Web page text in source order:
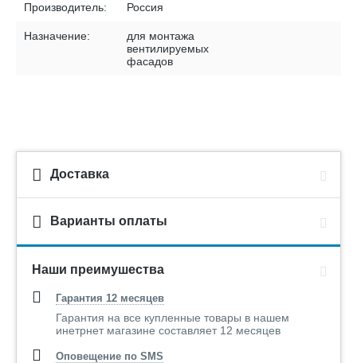
Производитель: Россия
Назначение:
для монтажа
вентилируемых
фасадов
Доставка
Варианты оплаты
Наши преимушества
Гарантия 12 месяцев
Гарантия на все купленные товары в нашем
инетрнет магазине составляет 12 месяцев
Оповещение по SMS